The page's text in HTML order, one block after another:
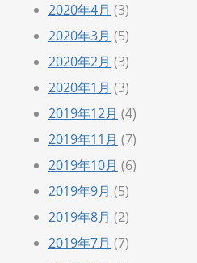
2020年4月 (3)
2020年3月 (5)
2020年2月 (3)
2020年1月 (3)
2019年12月 (4)
2019年11月 (7)
2019年10月 (6)
2019年9月 (5)
2019年8月 (2)
2019年7月 (7)